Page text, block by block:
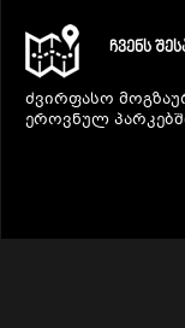
ᲩᲕᲔᲜᲡ
ძვირფასო
ეროვნულ